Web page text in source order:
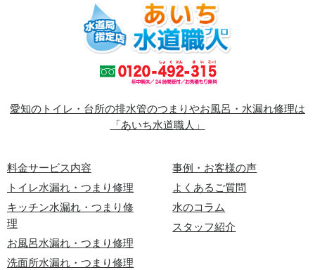
愛知のトイレ・台所の排水管のつまりやお風呂・水漏れ修理は
「あいち水道職人」
料金サービス内容
トイレ水漏れ・つまり修理
キッチン水漏れ・つまり修
理
お風呂水漏れ・つまり修理
洗面所水漏れ・つまり修理
事例・お客様の声
よくあるご質問
水のコラム
スタッフ紹介